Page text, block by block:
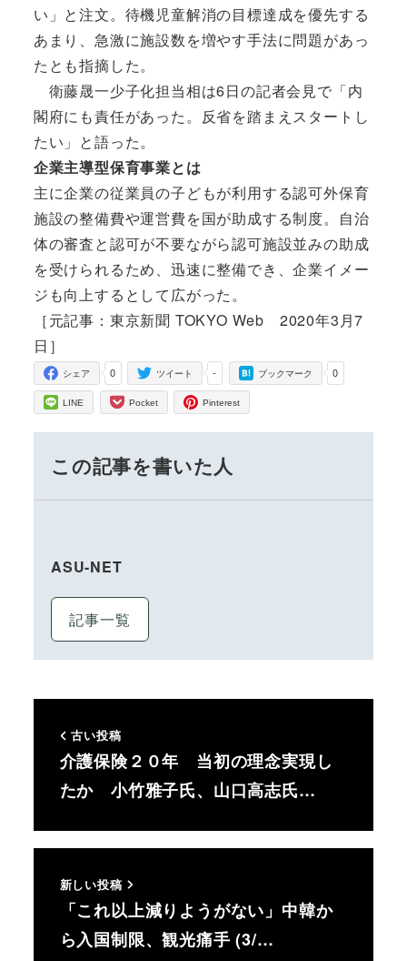
い」と注文。待機児童解消の目標達成を優先する
あまり、急激に施設数を増やす手法に問題があっ
たとも指摘した。
衛藤晟一少子化担当相は6日の記者会見で「内
閣府にも責任があった。反省を踏まえスタートし
たい」と語った。
企業主導型保育事業とは
主に企業の従業員の子どもが利用する認可外保育
施設の整備費や運営費を国が助成する制度。自治
体の審査と認可が不要ながら認可施設並みの助成
を受けられるため、迅速に整備でき、企業イメー
ジも向上するとして広がった。
［元記事：東京新聞 TOKYO Web 2020年3月7
日］
0
シェア -
ツイート 0
ブックマーク
LINE Pocket Pinterest
この記事を書いた人
ASU-NET
記事一覧
古い投稿
介護保険２０年 当初の理念実現し
たか 小竹雅子氏、山口高志氏…
新しい投稿
「これ以上減りようがない」中韓か
ら入国制限、観光痛手 (3/…